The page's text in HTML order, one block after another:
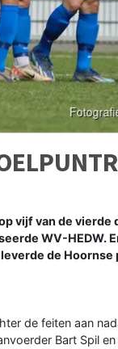
vijf van de
WV-HEDW.
de
de feiten aan
Bart Spil